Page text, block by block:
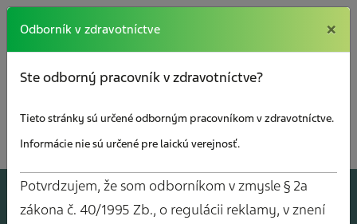
×
AJOV Y
Odborník v zdravotníctve ×
Ste odborný pracovník v zdravotníctve?
Tieto stránky sú určené odborným pracovníkom v zdravotníctve.
Informácie nie sú určené pre laickú verejnosť.
Potvrdzujem, že som odborníkom v zmysle § 2a
zákona č. 40/1995 Zb., o regulácii reklamy, v znení